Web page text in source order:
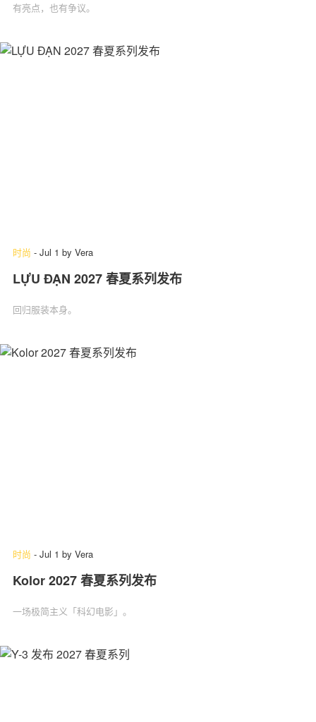
有亮点，也有争议。
时尚 - Jul 1 by Vera
LỰU ĐẠN 2027 春夏系列发布
回归服装本身。
时尚 - Jul 1 by Vera
Kolor 2027 春夏系列发布
一场极简主义「科幻电影」‌。